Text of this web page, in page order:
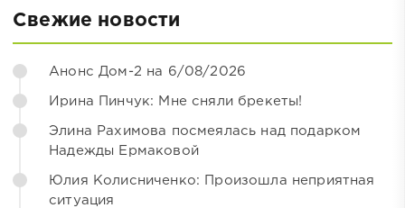
Свежие новости
Анонс Дом-2 на 6/08/2026
Ирина Пинчук: Мне сняли брекеты!
Элина Рахимова посмеялась над подарком
Надежды Ермаковой
Юлия Колисниченко: Произошла неприятная
ситуация